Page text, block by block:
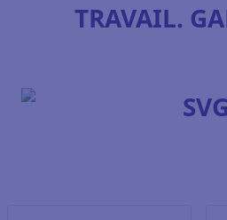
TRAVAIL.